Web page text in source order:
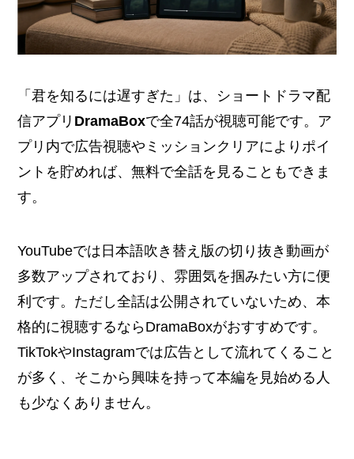
「君を知るには遅すぎた」は、ショートドラマ配
信アプリ DramaBoxで全74話が視聴可能です。ア
プリ内で広告視聴やミッションクリアによりポイ
ントを貯めれば、無料で全話を見ることもできま
す。
YouTubeでは日本語吹き替え版の切り抜き動画が
多数アップされており、雰囲気を掴みたい方に便
利です。ただし全話は公開されていないため、本
格的に視聴するならDramaBoxがおすすめです。
TikTokやInstagramでは広告として流れてくること
が多く、そこから興味を持って本編を見始める人
も少なくありません。